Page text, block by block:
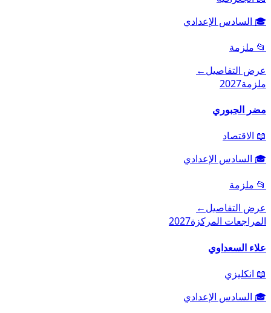
🎓 السادس الإعدادي
📂 ملزمة
عرض التفاصيل←
ملزمة2027
مضر الجبوري
📖 الاقتصاد
🎓 السادس الإعدادي
📂 ملزمة
عرض التفاصيل←
المراجعات المركزة2027
علاء السعداوي
📖 انكليزي
🎓 السادس الإعدادي